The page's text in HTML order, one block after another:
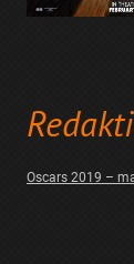
Oscars 2019 –